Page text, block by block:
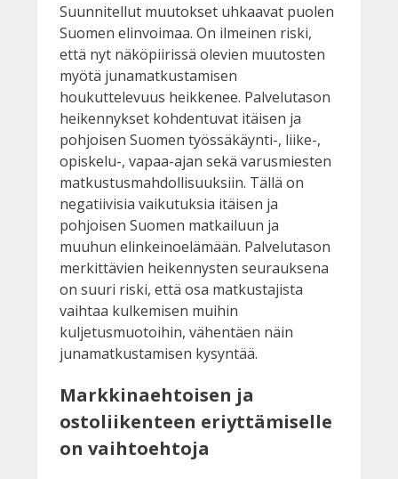
Suunnitellut muutokset uhkaavat puolen
Suomen elinvoimaa. On ilmeinen riski,
että nyt näköpiirissä olevien muutosten
myötä junamatkustamisen
houkuttelevuus heikkenee. Palvelutason
heikennykset kohdentuvat itäisen ja
pohjoisen Suomen työssäkäynti-, liike-,
opiskelu-, vapaa-ajan sekä varusmiesten
matkustusmahdollisuuksiin. Tällä on
negatiivisia vaikutuksia itäisen ja
pohjoisen Suomen matkailuun ja
muuhun elinkeinoelämään. Palvelutason
merkittävien heikennysten seurauksena
on suuri riski, että osa matkustajista
vaihtaa kulkemisen muihin
kuljetusmuotoihin, vähentäen näin
junamatkustamisen kysyntää.
Markkinaehtoisen ja
ostoliikenteen eriyttämiselle
on vaihtoehtoja